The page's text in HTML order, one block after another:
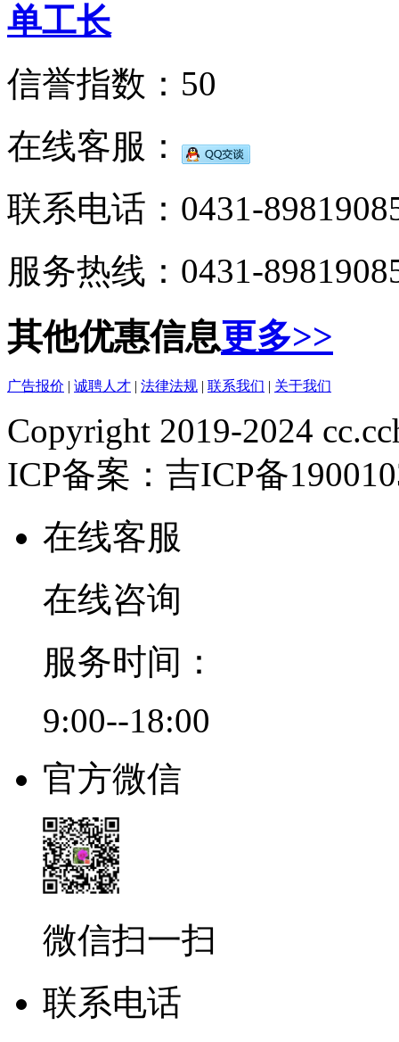
单工长
信誉指数：50
在线客服：
联系电话：0431-
服务热线：0431-
其他优惠信息更多>>
广告报价 | 诚聘人才 | 法律法规 | 联系我们 | 关于我们
Copyright 2019-2024
ICP备案：吉ICP备
在线客服
在线咨询
服务时间：
9:00--18:00
官方微信
微信扫一扫
联系电话